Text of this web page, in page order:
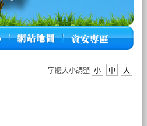
字體大小調整 小 中 大